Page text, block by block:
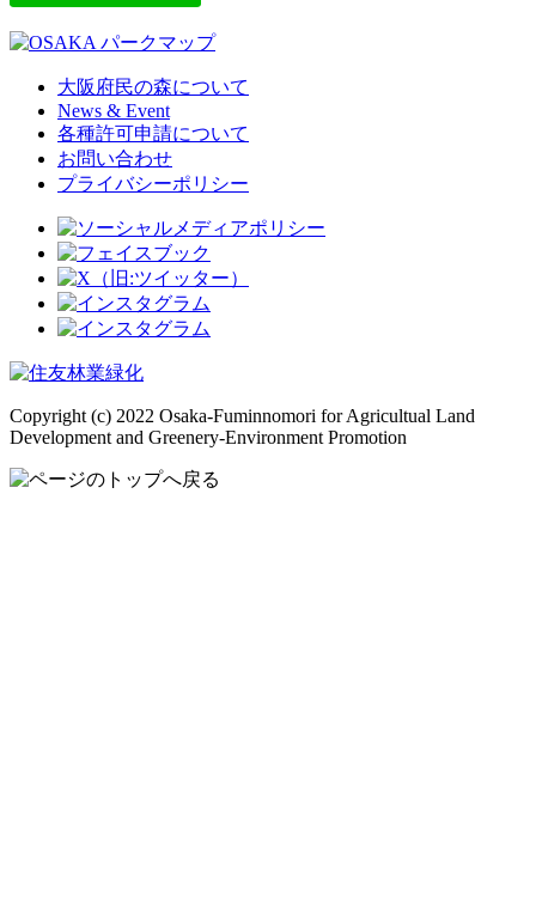
大阪府民の森について
News & Event
各種許可申請について
お問い合わせ
プライバシーポリシー
Copyright (c) 2022 Osaka-Fuminnomori for Agricultual Land
Development and Greenery-Environment Promotion